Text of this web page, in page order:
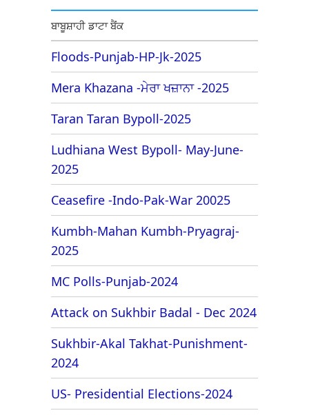
ਬਾਬੂਸ਼ਾਹੀ ਡਾਟਾ ਬੈਂਕ
Floods-Punjab-HP-Jk-2025
Mera Khazana -ਮੇਰਾ ਖਜ਼ਾਨਾ -2025
Taran Taran Bypoll-2025
Ludhiana West Bypoll- May-June-
2025
Ceasefire -Indo-Pak-War 20025
Kumbh-Mahan Kumbh-Pryagraj-
2025
MC Polls-Punjab-2024
Attack on Sukhbir Badal - Dec 2024
Sukhbir-Akal Takhat-Punishment-
2024
US- Presidential Elections-2024